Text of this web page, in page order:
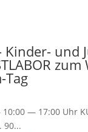
und
Tag
— 17:00 Uhr
90...